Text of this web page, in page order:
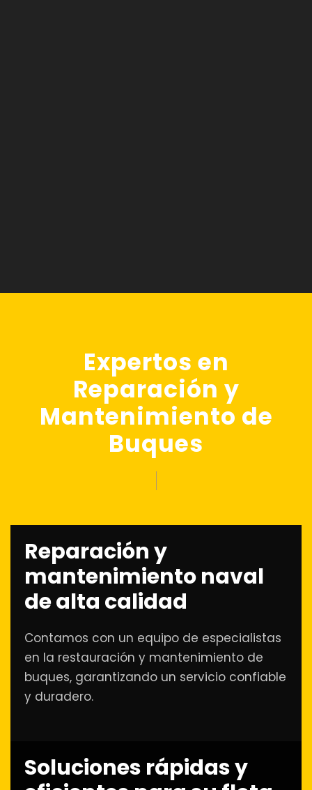
Expertos en
Reparación y
Mantenimiento de
Buques
Reparación y
mantenimiento naval
de alta calidad
Contamos con un equipo de especialistas
en la restauración y mantenimiento de
buques, garantizando un servicio confiable
y duradero.
Soluciones rápidas y